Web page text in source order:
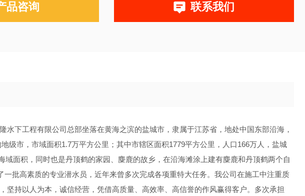
品咨询 联系我们
下工程有限公司总部坐落在黄海之滨的盐城市，隶属于江苏省，地处中国东部沿海，
级市，市域面积1.7万平方公里；其中市辖区面积1779平方公里，人口166万人，盐城
面积，同时也是丹顶鹤的家园、麋鹿的故乡，在沿海滩涂上建有麋鹿和丹顶鹤两个自
一批高素质的专业潜水员，近年来曾多次完成各项重特大任务。我公司在施工中注重质
坚持以人为本，诚信经营，凭借高质量、高效率、高信誉的作风赢得客户。多次承担